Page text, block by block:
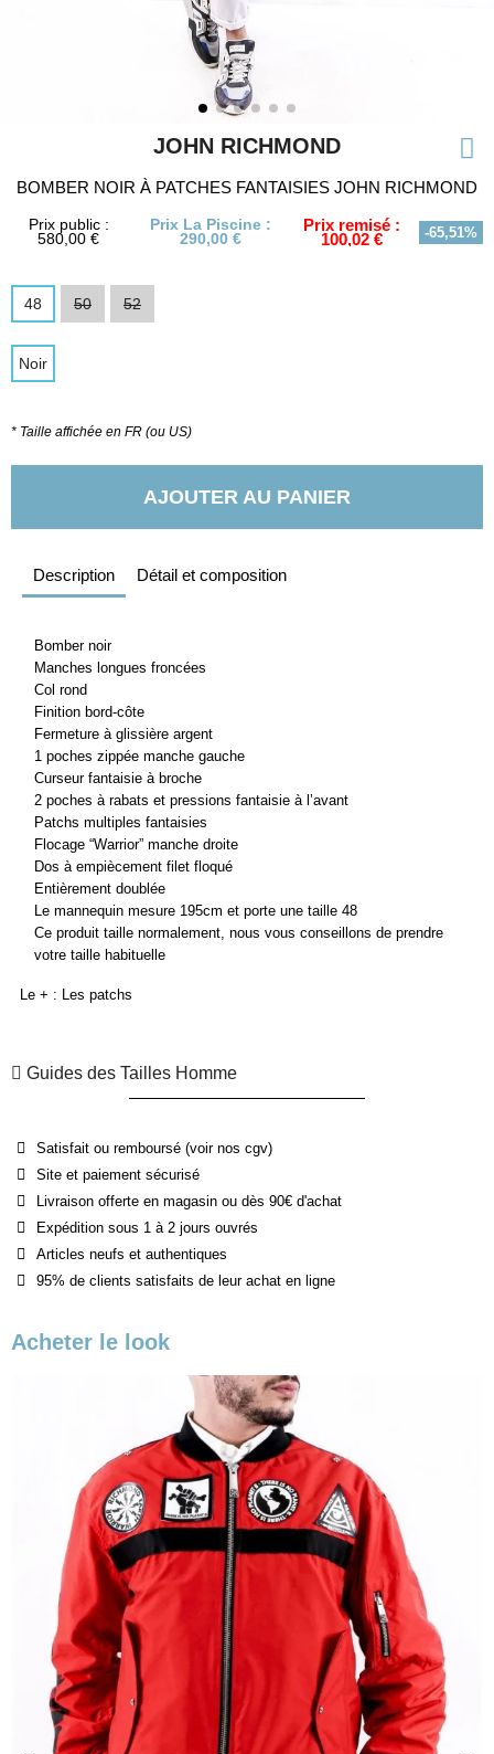
JOHN RICHMOND
BOMBER NOIR À PATCHES FANTAISIES JOHN RICHMOND
Prix public :
580,00 €
Prix La Piscine :
290,00 €
Prix remisé :
100,02 € -65,51%
48 50 52
Noir
* Taille affichée en FR (ou US)
AJOUTER AU PANIER
Description Détail et composition
Bomber noir
Manches longues froncées
Col rond
Finition bord-côte
Fermeture à glissière argent
1 poches zippée manche gauche
Curseur fantaisie à broche
2 poches à rabats et pressions fantaisie à l’avant
Patchs multiples fantaisies
Flocage “Warrior” manche droite
Dos à empiècement filet floqué
Entièrement doublée
Le mannequin mesure 195cm et porte une taille 48
Ce produit taille normalement, nous vous conseillons de prendre
votre taille habituelle
Le + : Les patchs
Guides des Tailles Homme
Satisfait ou remboursé (voir nos cgv)
Site et paiement sécurisé
Livraison offerte en magasin ou dès 90€ d'achat
Expédition sous 1 à 2 jours ouvrés
Articles neufs et authentiques
95% de clients satisfaits de leur achat en ligne
Acheter le look